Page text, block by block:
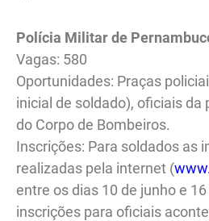
Polícia Militar de
Vagas: 580
Oportunidades: Praças
inicial de soldado), oficiais da
do Corpo de Bombeiros.
Inscrições: Para soldados as
realizadas pela internet (
entre os dias 10 de junho e
inscrições para oficiais